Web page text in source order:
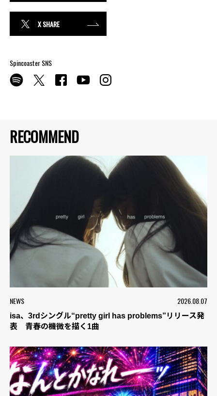
RECOMMEND
NEWS 2026.08.07
isa、3rdシングル“pretty girl has problems”リリース発
表 青春の機微を描く1曲
X SHARE
Spincoaster SNS